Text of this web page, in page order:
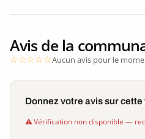
Avis de la
Aucun avis pour le
Donnez votre avis sur cette
Vérification non disponible —